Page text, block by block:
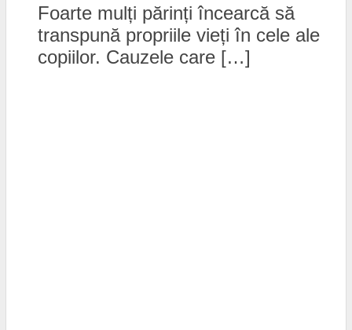
Foarte mulți părinți încearcă să
transpună propriile vieți în cele ale
copiilor. Cauzele care […]